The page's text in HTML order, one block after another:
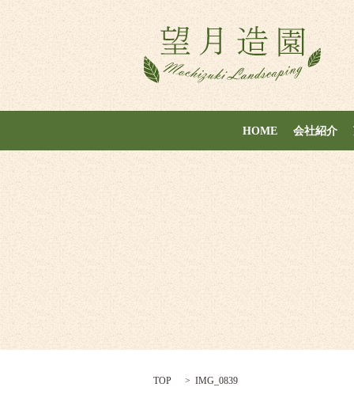
HOME 会社紹介
TOP IMG_0839